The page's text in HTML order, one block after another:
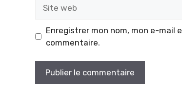
web
Enregistrer mon nom, mon e-mail
commentaire.